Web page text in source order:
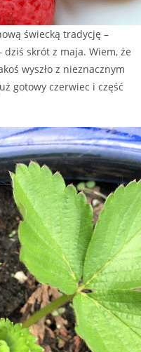
świecką tradycję –
skrót z maja. Wiem, że
wyszło z nieznacznym
gotowy czerwiec i część